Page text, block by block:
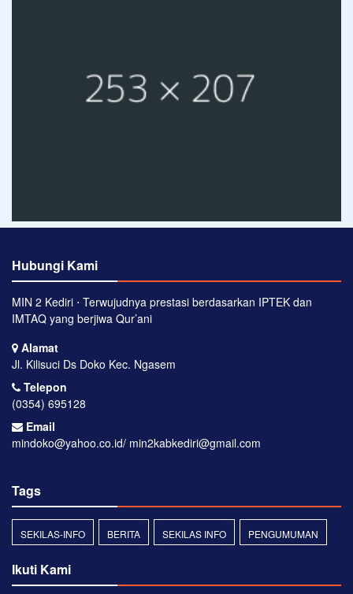
Hubungi Kami
MIN 2 Kediri ⋅ Terwujudnya prestasi berdasarkan IPTEK dan
IMTAQ yang berjiwa Qur’ani
Alamat
Jl. Kilisuci Ds Doko Kec. Ngasem
Telepon
(0354) 695128
Email
mindoko@yahoo.co.id/ min2kabkediri@gmail.com
Tags
SEKILAS-INFO BERITA SEKILAS INFO PENGUMUMAN
Ikuti Kami